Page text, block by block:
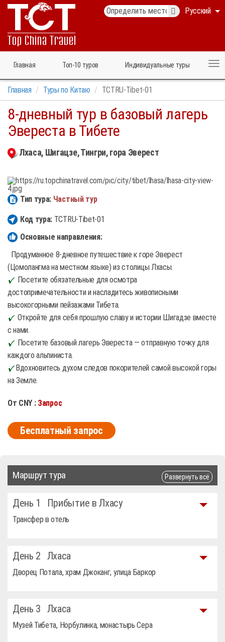
Русский
Главная Топ‑10 туров Индивидуальные туры
Главная Туры по Китаю TCTRU-Tibet-01
8-дневный тур в базовый лагерь
Эвереста в Тибете
Лхаса, Шигацзе, Тингри, гора Эверест
Тип тура: Частный тур
Код тура: TCTRU-Tibet-01
Основные направления:
Продуманное 8-дневное путешествие к горе Эверест
(Цомолангма на местном языке) из столицы Лхасы.
Посетите обязательные для осмотра
достопримечательности и насладитесь живописными
высокогорными пейзажами Тибета.
Откройте для себя прошлую славу и истории Шигадзе вместе
с нами.
Посетите базовый лагерь Эвереста — отправную точку для
каждого альпиниста.
Вдохновитесь духом следов покорителей самой высокой горы
на Земле.
От CNY : Запрос
Бесплатный запрос
Маршрут тура Развернуть всё
День 1 Прибытие в Лхасу
Трансфер в отель
День 2 Лхаса
Дворец Потала, храм Джоканг, улица Баркор
День 3 Лхаса
Музей Тибета, Норбулинка, монастырь Сера